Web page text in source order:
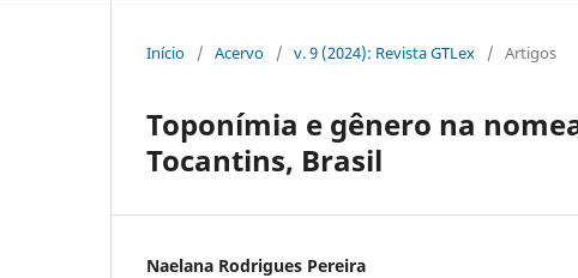
Início / Acervo / v. 9 (2024): Revista GTLex / Artigos
Toponímia e gênero na
Tocantins, Brasil
Naelana Rodrigues Pereira